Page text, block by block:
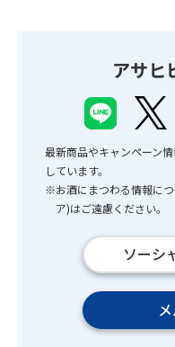
アサヒ
最新商品やキャンペーン
しています。
※お酒にまつわる情報に
ア)はご遠慮ください。
ソーシ